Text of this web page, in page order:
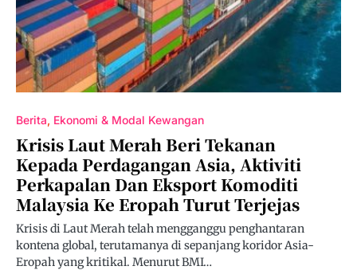
Berita Ekonomi & Modal Kewangan
Krisis Laut Merah Beri Tekanan
Kepada Perdagangan Asia, Aktiviti
Perkapalan Dan Eksport Komoditi
Malaysia Ke Eropah Turut Terjejas
Krisis di Laut Merah telah mengganggu penghantaran
kontena global, terutamanya di sepanjang koridor Asia-
Eropah yang kritikal. Menurut BMI…